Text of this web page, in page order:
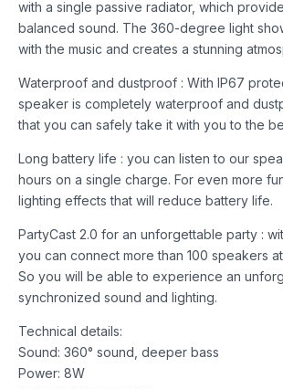
with a single passive radiator, which
balanced sound. The 360-degree light
with the music and creates a stunning
Waterproof and dustproof : With IP67
speaker is completely waterproof and
that you can safely take it with you to the
Long battery life : you can listen to our
hours on a single charge. For even more
lighting effects that will reduce battery life.
PartyCast 2.0 for an unforgettable party :
you can connect more than 100 speakers
So you will be able to experience an
synchronized sound and lighting.
Technical details:
Sound: 360° sound, deeper bass
Power: 8W